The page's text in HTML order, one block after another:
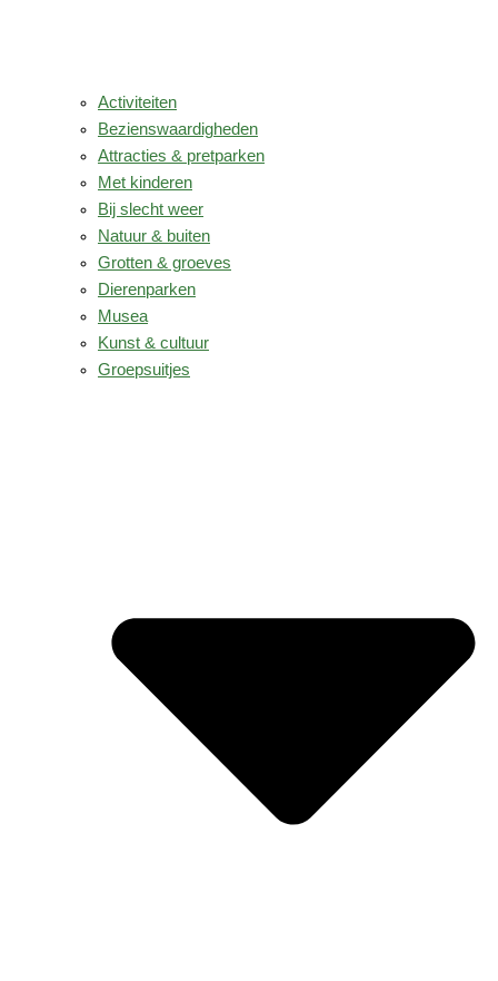
Activiteiten
Bezienswaardigheden
Attracties & pretparken
Met kinderen
Bij slecht weer
Natuur & buiten
Grotten & groeves
Dierenparken
Musea
Kunst & cultuur
Groepsuitjes